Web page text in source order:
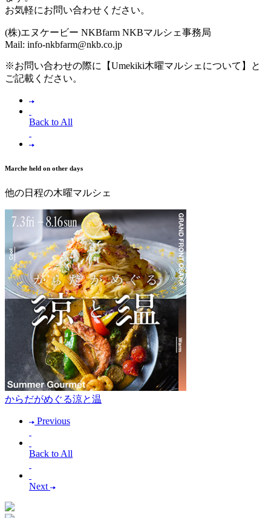
お気軽にお問い合わせください。
(株)エヌケービー NKBfarm NKBマルシェ事務局
Mail: info-nkbfarm@nkb.co.jp
※お問い合わせの際に【Umekiki木曜マルシェについて】と
ご記載ください。
Back to All
Marche held on other days
他の日程の木曜マルシェ
からだがめぐる涼と温
Previous
Back to All
Next